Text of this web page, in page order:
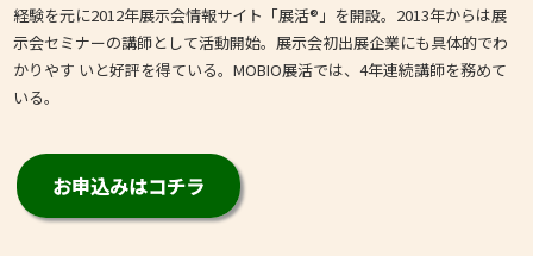
経験を元に2012年展示会情報サイト「展活®」を開設。2013年からは展
示会セミナーの講師として活動開始。展示会初出展企業にも具体的でわ
かりやす いと好評を得ている。MOBIO展活では、4年連続講師を務めて
いる。
お申込みはコチラ